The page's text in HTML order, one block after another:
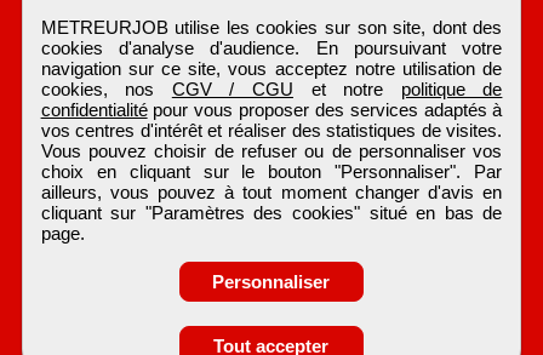
Obtenir ses
METREURJOB utilise les cookies sur son site, dont des
cookies d'analyse d'audience. En poursuivant votre
navigation sur ce site, vous acceptez notre utilisation de
cookies, nos CGV / CGU et notre politique de
confidentialitépour vous proposer des services adaptés à
vos centres d'intérêt et réaliser des statistiques de visites.
Vous pouvez choisir de refuser ou de personnaliser vos
choix en cliquant sur le bouton "Personnaliser". Par
ailleurs, vous pouvez à tout moment changer d'avis en
cliquant sur "Paramètres des cookies" situé en bas de
page.
Personnaliser
Tout accepter